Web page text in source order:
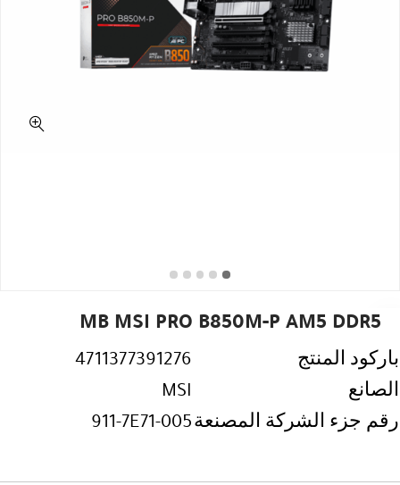
MB MSI PRO B850M-P AM5 DDR5
باركود المنتج
4711377391276
الصانع
MSI
رقم جزء الشركة المصنعة911-7E71-005